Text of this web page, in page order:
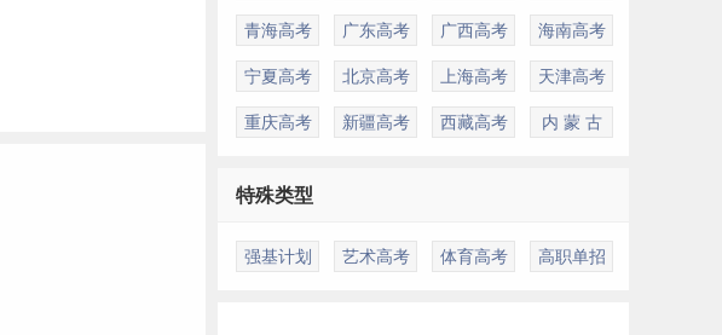
青海高考 广东高考 广西高考 海南高考
宁夏高考 北京高考 上海高考 天津高考
重庆高考 新疆高考 西藏高考 内 蒙 古
特殊类型
强基计划 艺术高考 体育高考 高职单招